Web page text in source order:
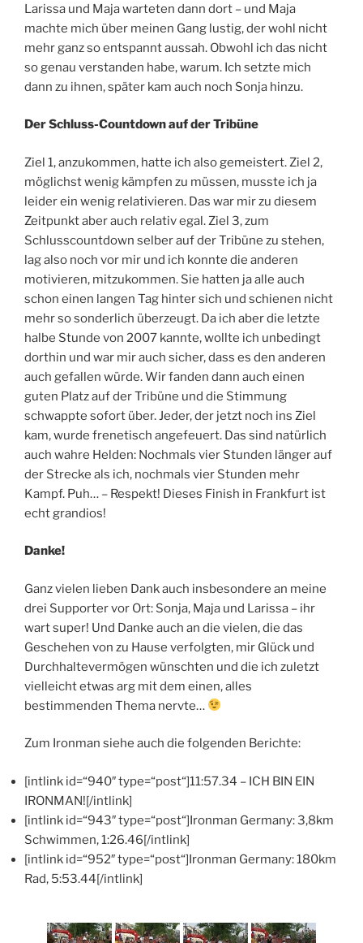
Larissa und Maja warteten dann dort – und Maja
machte mich über meinen Gang lustig, der wohl nicht
mehr ganz so entspannt aussah. Obwohl ich das nicht
so genau verstanden habe, warum. Ich setzte mich
dann zu ihnen, später kam auch noch Sonja hinzu.
Der Schluss-Countdown auf der Tribüne
Ziel 1, anzukommen, hatte ich also gemeistert. Ziel 2,
möglichst wenig kämpfen zu müssen, musste ich ja
leider ein wenig relativieren. Das war mir zu diesem
Zeitpunkt aber auch relativ egal. Ziel 3, zum
Schlusscountdown selber auf der Tribüne zu stehen,
lag also noch vor mir und ich konnte die anderen
motivieren, mitzukommen. Sie hatten ja alle auch
schon einen langen Tag hinter sich und schienen nicht
mehr so sonderlich überzeugt. Da ich aber die letzte
halbe Stunde von 2007 kannte, wollte ich unbedingt
dorthin und war mir auch sicher, dass es den anderen
auch gefallen würde. Wir fanden dann auch einen
guten Platz auf der Tribüne und die Stimmung
schwappte sofort über. Jeder, der jetzt noch ins Ziel
kam, wurde frenetisch angefeuert. Das sind natürlich
auch wahre Helden: Nochmals vier Stunden länger auf
der Strecke als ich, nochmals vier Stunden mehr
Kampf. Puh… – Respekt! Dieses Finish in Frankfurt ist
echt grandios!
Danke!
Ganz vielen lieben Dank auch insbesondere an meine
drei Supporter vor Ort: Sonja, Maja und Larissa – ihr
wart super! Und Danke auch an die vielen, die das
Geschehen von zu Hause verfolgten, mir Glück und
Durchhaltevermögen wünschten und die ich zuletzt
vielleicht etwas arg mit dem einen, alles
bestimmenden Thema nervte…
Zum Ironman siehe auch die folgenden Berichte:
[intlink id=“940″ type=“post“]11:57.34 – ICH BIN EIN
IRONMAN![/intlink]
[intlink id=“943″ type=“post“]Ironman Germany: 3,8km
Schwimmen, 1:26.46[/intlink]
[intlink id=“952″ type=“post“]Ironman Germany: 180km
Rad, 5:53.44[/intlink]